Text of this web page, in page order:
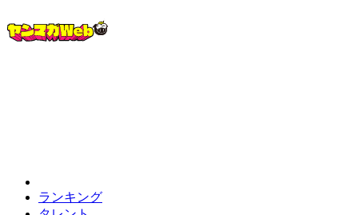
ランキング